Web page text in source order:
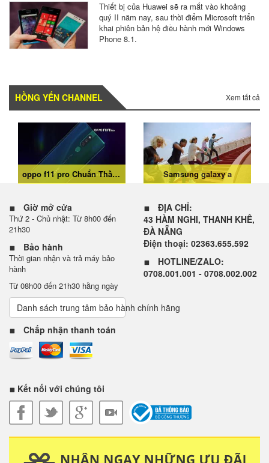
Thiết bị của Huawei sẽ ra mắt vào khoảng
quý II năm nay, sau thời điểm Microsoft triển
khai phiên bản hệ điều hành mới Windows
Phone 8.1.
HỒNG YẾN CHANNEL Xem tất cả
oppo f11 pro Chuẩn Thần Thái Sáng Chân Dung Samsung galaxy a
Giờ mở cửa
Thứ 2 - Chủ nhật: Từ 8h00 đến
21h30
Bảo hành
Thời gian nhận và trả máy bảo
hành
Từ 08h00 đến 21h30 hằng ngày
Danh sách trung tâm bảo hành chính hãng
Chấp nhận thanh toán
ĐỊA CHỈ:
43 HÀM NGHI, THANH KHÊ,
ĐÀ NẴNG
Điện thoại: 02363.655.592
HOTLINE/ZALO:
0708.001.001 - 0708.002.002
Kết nối với chúng tôi